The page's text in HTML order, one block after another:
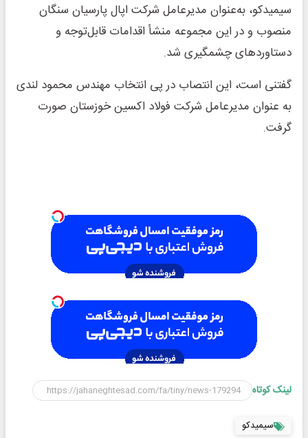
سیمیدکو، به‌عنوان مدیرعامل شرکت اپال پارسیان سنگان
منصوب و در این مجموعه منشأ اقدامات قابل‌توجه و
دستاوردهای چشمگیری شد.
گفتنی است، این انتصاب در پی انتخاب مهندس محمود لندی
به عنوان مدیرعامل شرکت فولاد اکسین خوزستان صورت
گرفت.
لینک کوتاه
سیمیدکو